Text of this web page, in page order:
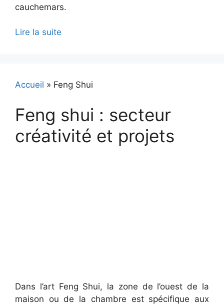
cauchemars.
Lire la suite
Accueil » Feng Shui
Feng shui : secteur
créativité et projets
Dans l’art Feng Shui, la zone de l’ouest de la
maison ou de la chambre est spécifique aux